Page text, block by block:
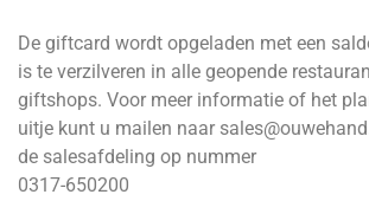
De giftcard wordt opgeladen met een
is te verzilveren in alle geopende
giftshops. Voor meer informatie of het
uitje kunt u mailen naar
de salesafdeling op nummer
0317-650200